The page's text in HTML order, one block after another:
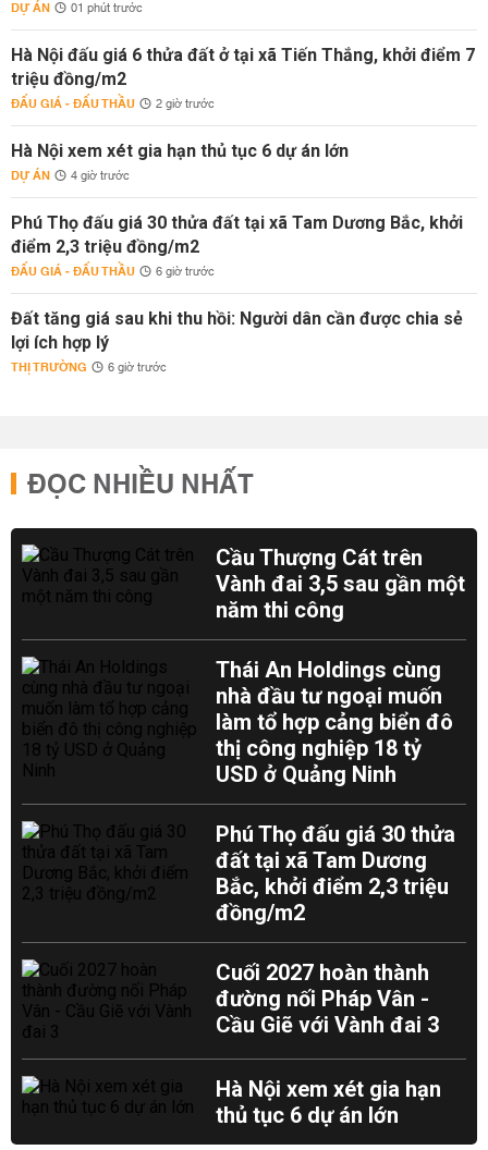
DỰ ÁN 01 phút trước
Hà Nội đấu giá 6 thửa đất ở tại xã Tiến Thắng, khởi điểm 7
triệu đồng/m2
ĐẤU GIÁ - ĐẤU THẦU 2 giờ trước
Hà Nội xem xét gia hạn thủ tục 6 dự án lớn
DỰ ÁN 4 giờ trước
Phú Thọ đấu giá 30 thửa đất tại xã Tam Dương Bắc, khởi
điểm 2,3 triệu đồng/m2
ĐẤU GIÁ - ĐẤU THẦU 6 giờ trước
Đất tăng giá sau khi thu hồi: Người dân cần được chia sẻ
lợi ích hợp lý
THỊ TRƯỜNG 6 giờ trước
ĐỌC NHIỀU NHẤT
Cầu Thượng Cát trên
Vành đai 3,5 sau gần một
năm thi công
Thái An Holdings cùng
nhà đầu tư ngoại muốn
làm tổ hợp cảng biển đô
thị công nghiệp 18 tỷ
USD ở Quảng Ninh
Phú Thọ đấu giá 30 thửa
đất tại xã Tam Dương
Bắc, khởi điểm 2,3 triệu
đồng/m2
Cuối 2027 hoàn thành
đường nối Pháp Vân -
Cầu Giẽ với Vành đai 3
Hà Nội xem xét gia hạn
thủ tục 6 dự án lớn